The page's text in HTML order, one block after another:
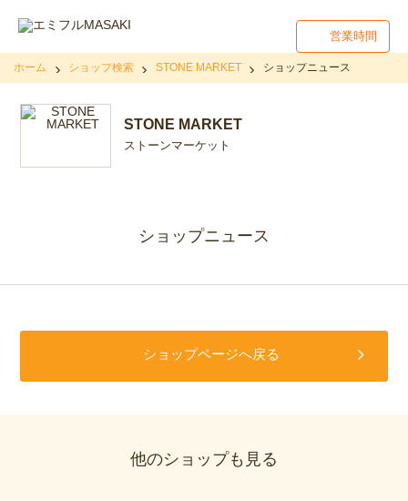
営業時間
ホーム ショップ検索 STONE MARKET ショップニュース
STONE MARKET
ストーンマーケット
ショップニュース
ショップページへ戻る
他のショップも見る